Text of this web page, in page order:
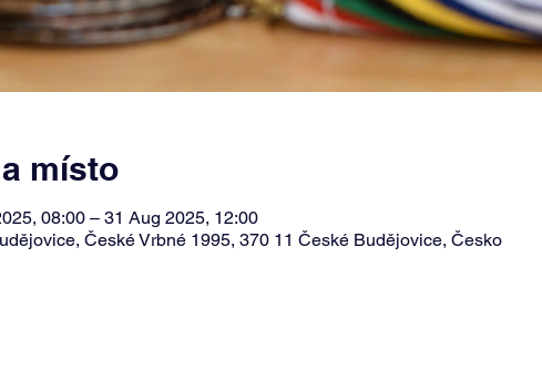
místo
08:00 – 31 Aug 2025, 12:00
České Vrbné 1995, 370 11 České Budějovice, Česko